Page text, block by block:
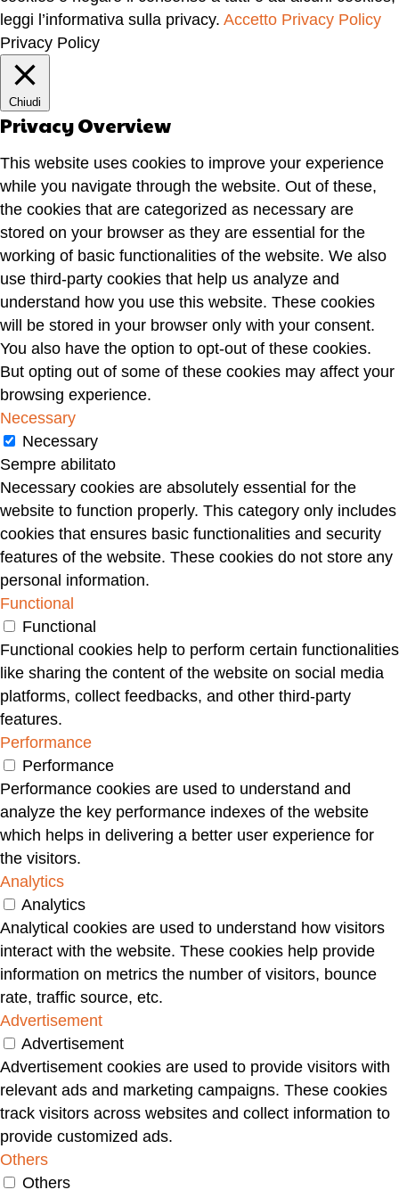
I social network e i blog rendono possibile la
costruzione di brand personali fortissimi. Oggi è
molto più facile di un tempo presentarsi al mondo
come un esperto in qualunque settore e diventare
un punto di riferimento per una intera nicchia di
mercato. Basta avere le competenze ed essere
blog o applichi una corretta strategia sui social
network come quelle che illustro nel mio nuovo
lavoro “linkedin marketing” in meno di un anno puoi
diventare un vero e proprio punto di riferimento per
il tuo mercato. Un tempo questo era appannaggio
dei soli professori universitari, che si fregiavano di
un titolo prestigioso e beneficiavano di una
posizione di oggettivo monopolio. La tua comunità
locale, la tua città, la tua provincia, la tua regione
non sono più il tuo unico mercato di riferimento ma,
diversamente da quanto accedeva solo 10 anni fa,
il tuo mercato oggi è rappresentato dal mondo
intero, o quasi! Le nuove tecnologie rendono il
mondo un posto molto più piccolo e piatto dove le
distanze non sono più un problema . Tra 50 anni i
tuoi figli e i tuoi nipoti guarderanno a questi anni
che saranno diventati la nostra storia, con invidia,
e probabilmente ti diranno: “nonno magari oggi
fosse come ai tempi tuoi, ti farei vedere io di cosa
sarei capace! “. Ma attenzione. Anche la
competizione in questo nuovo campo non si limita
al nostro piccolo mondo, al nostro quartiere, al
nostro paese o regione. In ogni posto del mondo,
in ogni università, in ogni azienda, in ogni casa o
cantina ubicata in un qualunque posto del mondo
c’è un potenziale concorrente. Basta un
adolescente con un computer portatile per trovare
qualcuno che potrebbe voler entrare nella nostra
stessa nicchia di mercato. Come sperimentiamo
tutti i giorni in questa dualità di impareggiabile
opportunità e di competizione globale, il divario tra
chi ha e chi non ha continuerà ad allargarsi.
Questo divario però questa volta non sarà causato
dalle disparità in materia di istruzione, luogo di
nascita, diritti, ceto sociale, classe di reddito della
famiglia di appartenenza. Sarà un divario causato
dalla carenza di competenze. Oggi vince chi ha le
informazioni giuste ! Rimanere competitivo in
questo 21° secolo è direttamente collegato alla tua
capacità di adattarti, crescere e migliorare
continuamente le tue abilità. Ora più che mai,
investire su te stesso, investire in competenze e in
promozione personale è un impegno impellente(da
fare subito) e incessante (da fare sempre) e sarà la
tua più grande risorsa. Questi sono i tempi delle
leggi l’informativa sulla privacy. Accetto Privacy Policy
Privacy Policy
Chiudi
Privacy Overview
This website uses cookies to improve your experience
while you navigate through the website. Out of these,
the cookies that are categorized as necessary are
stored on your browser as they are essential for the
working of basic functionalities of the website. We also
use third-party cookies that help us analyze and
understand how you use this website. These cookies
will be stored in your browser only with your consent.
You also have the option to opt-out of these cookies.
But opting out of some of these cookies may affect your
browsing experience.
Necessary
Necessary
Sempre abilitato
Necessary cookies are absolutely essential for the
website to function properly. This category only includes
cookies that ensures basic functionalities and security
features of the website. These cookies do not store any
personal information.
Functional
Functional
Functional cookies help to perform certain functionalities
like sharing the content of the website on social media
platforms, collect feedbacks, and other third-party
features.
Performance
Performance
Performance cookies are used to understand and
analyze the key performance indexes of the website
which helps in delivering a better user experience for
the visitors.
Analytics
Analytics
Analytical cookies are used to understand how visitors
interact with the website. These cookies help provide
information on metrics the number of visitors, bounce
rate, traffic source, etc.
Advertisement
Advertisement
Advertisement cookies are used to provide visitors with
relevant ads and marketing campaigns. These cookies
track visitors across websites and collect information to
provide customized ads.
Others
Others